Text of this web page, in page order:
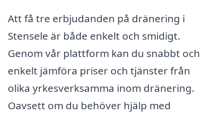
Att få tre erbjudanden på dränering i
Stensele är både enkelt och smidigt.
Genom vår plattform kan du snabbt och
enkelt jämföra priser och tjänster från
olika yrkesverksamma inom dränering.
Oavsett om du behöver hjälp med